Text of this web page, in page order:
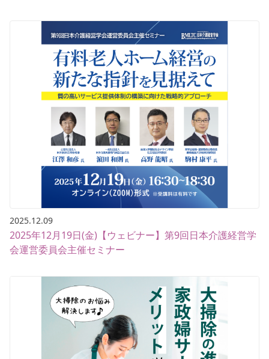
2025.12.09
2025年12月19日(金)【ウェビナー】第9回日本介護経営学
会運営委員会主催セミナー